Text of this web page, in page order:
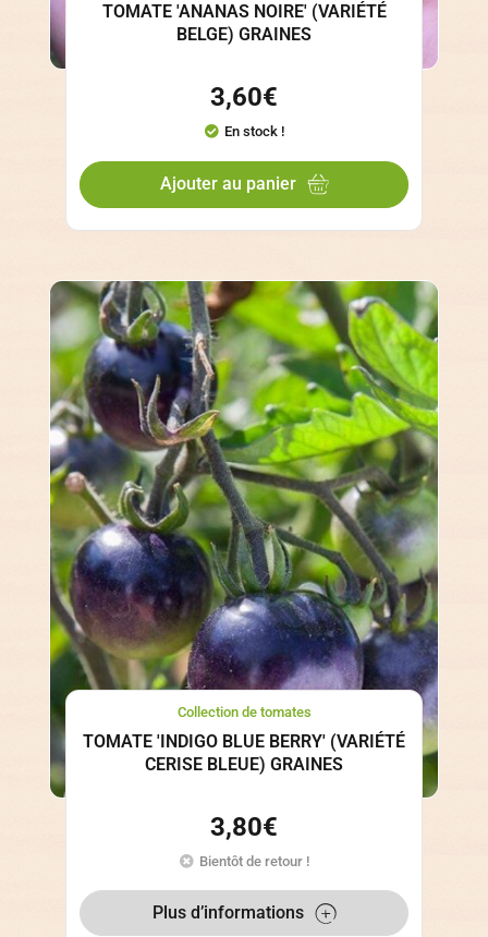
TOMATE 'ANANAS NOIRE' (VARIÉTÉ
BELGE) GRAINES
3,60€
En stock !
Ajouter au panier
Collection de tomates
TOMATE 'INDIGO BLUE BERRY' (VARIÉTÉ
CERISE BLEUE) GRAINES
3,80€
Bientôt de retour !
Plus d’informations